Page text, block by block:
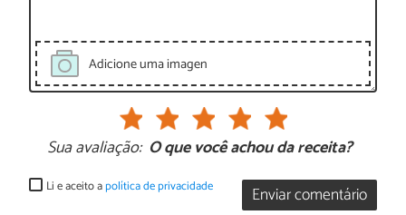
Adicione uma imagen
Sua avaliação: O que você achou da receita?
Enviar comentário
Li e aceito apolítica de privacidade